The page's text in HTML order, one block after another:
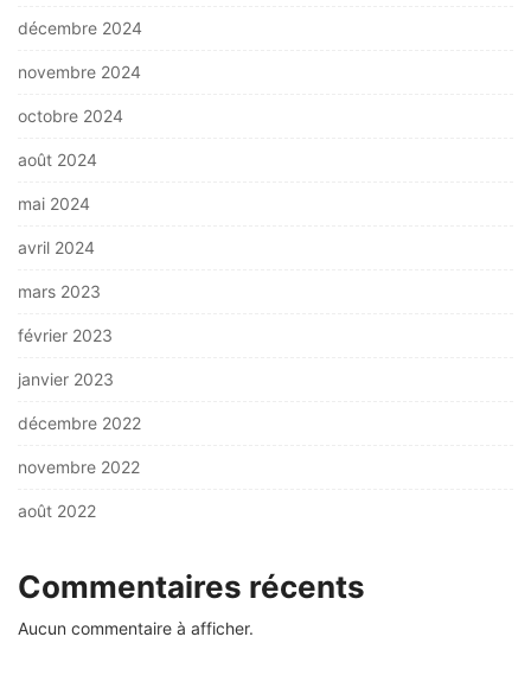
décembre 2024
novembre 2024
octobre 2024
août 2024
mai 2024
avril 2024
mars 2023
février 2023
janvier 2023
décembre 2022
novembre 2022
août 2022
Commentaires récents
Aucun commentaire à afficher.